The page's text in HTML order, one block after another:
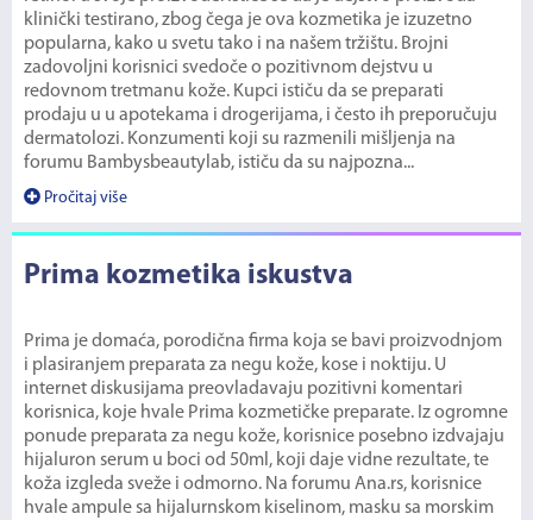
klinički testirano, zbog čega je ova kozmetika je izuzetno
popularna, kako u svetu tako i na našem tržištu. Brojni
zadovoljni korisnici svedoče o pozitivnom dejstvu u
redovnom tretmanu kože. Kupci ističu da se preparati
prodaju u u apotekama i drogerijama, i često ih preporučuju
dermatolozi. Konzumenti koji su razmenili mišljenja na
forumu Bambysbeautylab, ističu da su najpozna...
Pročitaj više
Prima kozmetika iskustva
Prima je domaća, porodična firma koja se bavi proizvodnjom
i plasiranjem preparata za negu kože, kose i noktiju. U
internet diskusijama preovladavaju pozitivni komentari
korisnica, koje hvale Prima kozmetičke preparate. Iz ogromne
ponude preparata za negu kože, korisnice posebno izdvajaju
hijaluron serum u boci od 50ml, koji daje vidne rezultate, te
koža izgleda sveže i odmorno. Na forumu Ana.rs, korisnice
hvale ampule sa hijalurnskom kiselinom, masku sa morskim